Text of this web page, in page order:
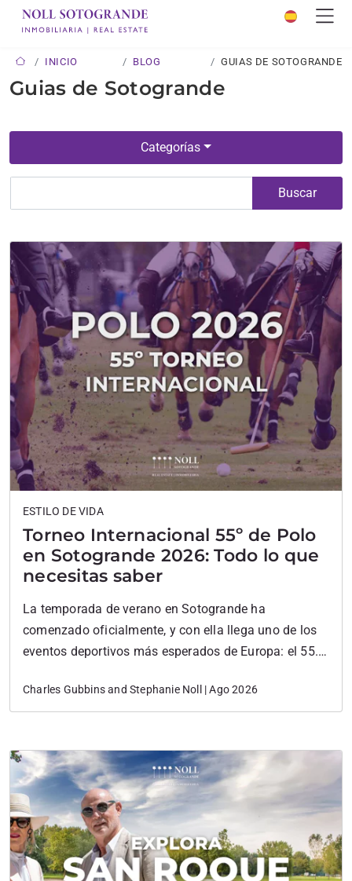
INICIO BLOG GUIAS DE SOTOGRANDE
Guias de Sotogrande
Categorías
Buscar
Torneo Internacional 55º de Polo
en Sotogrande 2026: Todo lo que
necesitas saber
ESTILO DE VIDA
La temporada de verano en Sotogrande ha
comenzado oficialmente, y con ella llega uno de los
eventos deportivos más esperados de Europa: el 55.º
Ayala Polo Club y disputado en las canchas de primer
nivel de Sotogrande, la edición de 2026 promete una
partidos, todo…
Charles Gubbins and Stephanie Noll | Ago 2026